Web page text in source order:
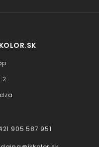
2
905 587 951